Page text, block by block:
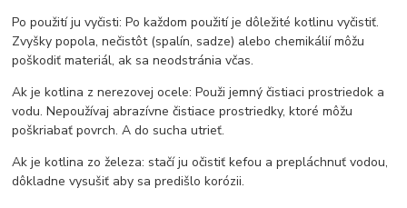
Po použití ju vyčisti: Po každom použití je dôležité kotlinu vyčistiť.
Zvyšky popola, nečistôt (spalín, sadze) alebo chemikálií môžu
poškodiť materiál, ak sa neodstránia včas.
Ak je kotlina z nerezovej ocele: Použi jemný čistiaci prostriedok a
vodu. Nepoužívaj abrazívne čistiace prostriedky, ktoré môžu
poškriabať povrch. A do sucha utrieť.
Ak je kotlina zo železa: stačí ju očistiť kefou a prepláchnuť vodou,
dôkladne vysušiť aby sa predišlo korózii.